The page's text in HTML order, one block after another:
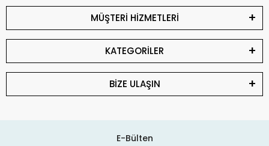
MÜŞTERİ HİZMETLERİ
KATEGORİLER
BİZE ULAŞIN
E-Bülten